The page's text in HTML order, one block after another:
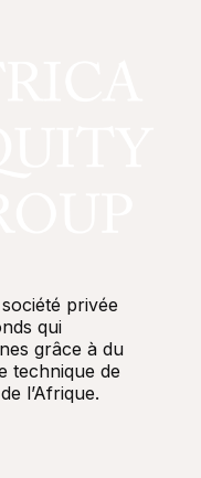
privée
qui
grâce à du
technique de
l’Afrique.